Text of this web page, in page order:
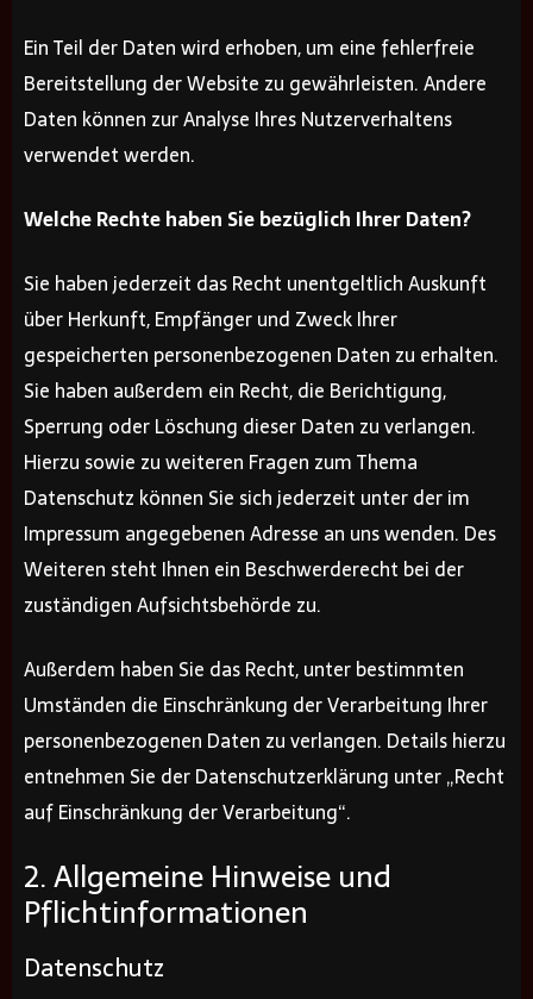
Ein Teil der Daten wird erhoben, um eine fehlerfreie
Bereitstellung der Website zu gewährleisten. Andere
Daten können zur Analyse Ihres Nutzerverhaltens
verwendet werden.
Welche Rechte haben Sie bezüglich Ihrer Daten?
Sie haben jederzeit das Recht unentgeltlich Auskunft
über Herkunft, Empfänger und Zweck Ihrer
gespeicherten personenbezogenen Daten zu erhalten.
Sie haben außerdem ein Recht, die Berichtigung,
Sperrung oder Löschung dieser Daten zu verlangen.
Hierzu sowie zu weiteren Fragen zum Thema
Datenschutz können Sie sich jederzeit unter der im
Impressum angegebenen Adresse an uns wenden. Des
Weiteren steht Ihnen ein Beschwerderecht bei der
zuständigen Aufsichtsbehörde zu.
Außerdem haben Sie das Recht, unter bestimmten
Umständen die Einschränkung der Verarbeitung Ihrer
personenbezogenen Daten zu verlangen. Details hierzu
entnehmen Sie der Datenschutzerklärung unter „Recht
auf Einschränkung der Verarbeitung“.
2. Allgemeine Hinweise und
Pflichtinformationen
Datenschutz